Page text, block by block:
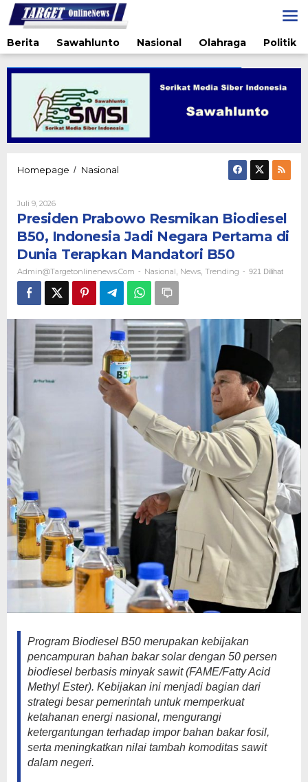
Lewati
ke
konten
Berita
Sawahlunto Nasional Olahraga Politik
Homepage / Nasional
B50,
Indonesia
Jadi
Negara
Pertama
di
Dunia
Terapkan
Mandatori
B50
Juli 9, 2026Oleh
Admin@targetonlinenews.com
Presiden Prabowo Resmikan Biodiesel
B50, Indonesia Jadi Negara Pertama di
Dunia Terapkan Mandatori B50
Admin@targetonlinenews.com - Nasional News Trending - 921 Dilihat
Program Biodiesel B50 merupakan kebijakan
pencampuran bahan bakar solar dengan 50 persen
biodiesel berbasis minyak sawit (FAME/Fatty Acid
Methyl Ester). Kebijakan ini menjadi bagian dari
strategi besar pemerintah untuk memperkuat
ketahanan energi nasional, mengurangi
ketergantungan terhadap impor bahan bakar fosil,
serta meningkatkan nilai tambah komoditas sawit
dalam negeri.